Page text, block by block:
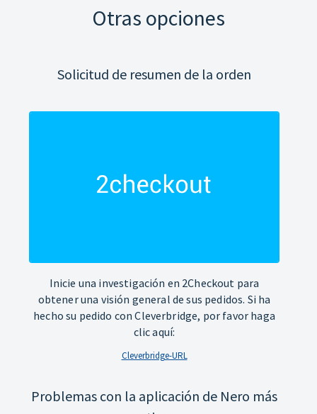
Otras opciones
Solicitud de resumen de la orden
Inicie una investigación en 2Checkout para
obtener una visión general de sus pedidos. Si ha
hecho su pedido con Cleverbridge, por favor haga
clic aquí:
Cleverbridge-URL
Problemas con la aplicación de Nero más